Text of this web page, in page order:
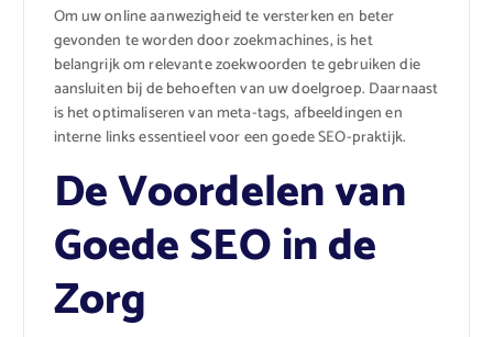
Om uw online aanwezigheid te versterken en beter
gevonden te worden door zoekmachines, is het
belangrijk om relevante zoekwoorden te gebruiken die
aansluiten bij de behoeften van uw doelgroep. Daarnaast
is het optimaliseren van meta-tags, afbeeldingen en
interne links essentieel voor een goede SEO-praktijk.
De Voordelen van
Goede SEO in de
Zorg